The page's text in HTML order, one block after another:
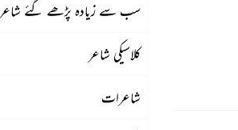
سب سے زیادہ پڑھے گئے شاعر
کلاسیکی شاعر
شاعرات